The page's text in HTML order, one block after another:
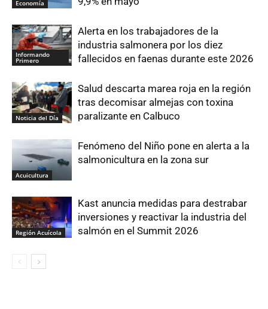
Economía
Informando
Primero
Alerta en los trabajadores de la
industria salmonera por los diez
fallecidos en faenas durante este 2026
Noticia del Día
Salud descarta marea roja en la región
tras decomisar almejas con toxina
paralizante en Calbuco
Acuicultura
Fenómeno del Niño pone en alerta a la
salmonicultura en la zona sur
Región Acuícola
Kast anuncia medidas para destrabar
inversiones y reactivar la industria del
salmón en el Summit 2026